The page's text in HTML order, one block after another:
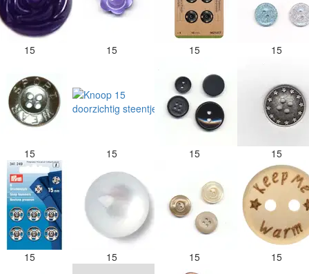
15 15 15 15
15 15 15 15
15 15 15 15